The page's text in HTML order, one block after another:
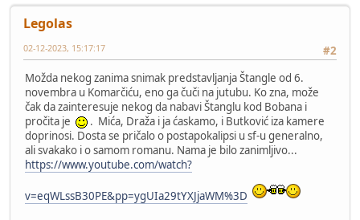
Legolas
#2
02-12-2023, 15:17:17
Možda nekog zanima snimak predstavljanja Štangle od 6.
novembra u Komarčiću, eno ga čuči na jutubu. Ko zna, može
čak da zainteresuje nekog da nabavi Štanglu kod Bobana i
pročita je
. Mića, Draža i ja ćaskamo, i Butković iza kamere
doprinosi. Dosta se pričalo o postapokalipsi u sf-u generalno,
ali svakako i o samom romanu. Nama je bilo zanimljivo...
https://www.youtube.com/watch?
v=eqWLssB30PE&pp=ygUIa29tYXJjaWM%3D